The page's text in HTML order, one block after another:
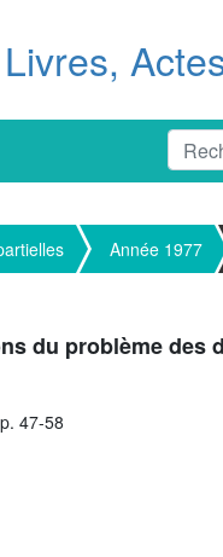
Livres,
Année 1977
du problème des
47-58